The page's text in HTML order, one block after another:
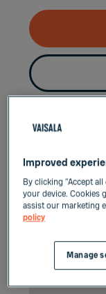
Improved
By clicking “Accept
your device. Cookies
assist our marketing
policy
Manage